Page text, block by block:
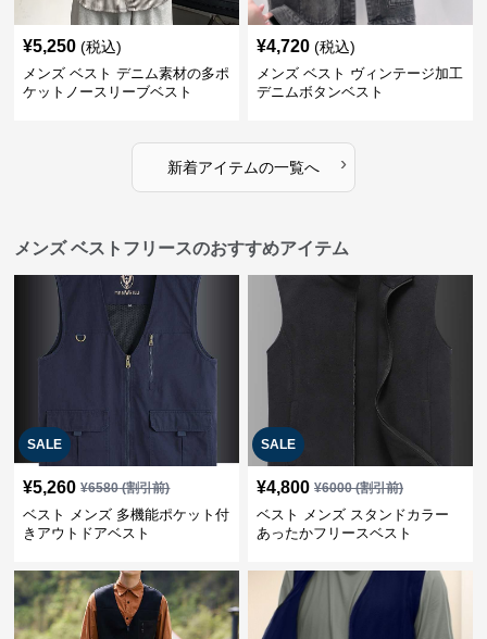
¥5,250 (税込)
メンズ ベスト デニム素材の多ポ
ケットノースリーブベスト
¥4,720 (税込)
メンズ ベスト ヴィンテージ加工
デニムボタンベスト
新着アイテムの一覧へ ›
メンズ ベストフリースのおすすめアイテム
SALE
¥5,260 ¥6580(割引前)
ベスト メンズ 多機能ポケット付
きアウトドアベスト
SALE
¥4,800 ¥6000(割引前)
ベスト メンズ スタンドカラー
あったかフリースベスト